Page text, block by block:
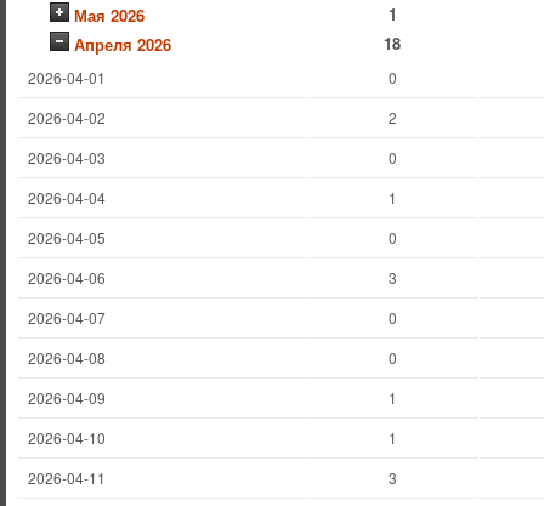
Мая 2026
1
Апреля 2026
18
2026-04-01
0
2026-04-02
2
2026-04-03
0
2026-04-04
1
2026-04-05
0
2026-04-06
3
2026-04-07
0
2026-04-08
0
2026-04-09
1
2026-04-10
1
2026-04-11
3